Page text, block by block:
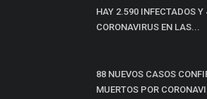
HAY 2.590 INFECTADOS Y
CORONAVIRUS EN LAS...
88 NUEVOS CASOS
MUERTOS POR